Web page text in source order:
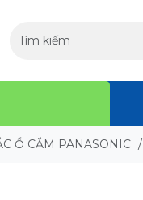
Ổ CẮM PANASONIC /